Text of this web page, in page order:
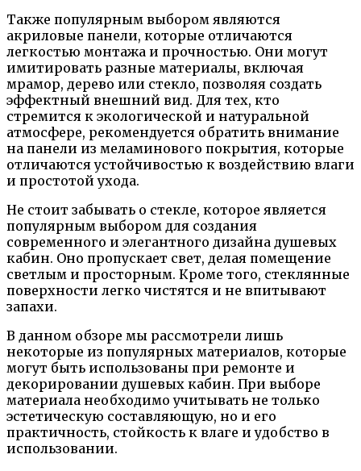
Также популярным выбором являются
акриловые панели, которые отличаются
легкостью монтажа и прочностью. Они могут
имитировать разные материалы, включая
мрамор, дерево или стекло, позволяя создать
эффектный внешний вид. Для тех, кто
стремится к экологической и натуральной
атмосфере, рекомендуется обратить внимание
на панели из меламинового покрытия, которые
отличаются устойчивостью к воздействию влаги
и простотой ухода.
Не стоит забывать о стекле, которое является
популярным выбором для создания
современного и элегантного дизайна душевых
кабин. Оно пропускает свет, делая помещение
светлым и просторным. Кроме того, стеклянные
поверхности легко чистятся и не впитывают
запахи.
В данном обзоре мы рассмотрели лишь
некоторые из популярных материалов, которые
могут быть использованы при ремонте и
декорировании душевых кабин. При выборе
материала необходимо учитывать не только
эстетическую составляющую, но и его
практичность, стойкость к влаге и удобство в
использовании.